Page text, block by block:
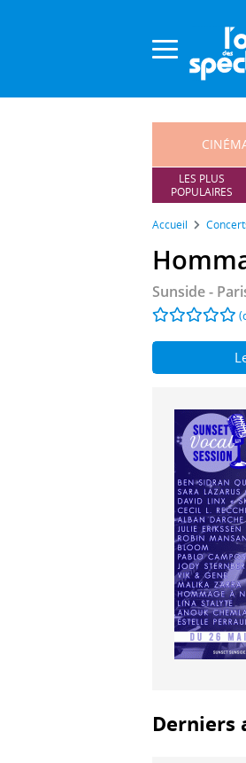
LES PLUS
POPULAIRES
Accueil
Sunside-
Derniers